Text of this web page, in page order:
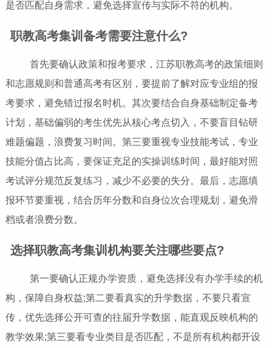
是否匹配自身需求，避免选择宣传与实际不符的机构。
职教高考集训备考需要注意什么?
首先要确认政策和报考要求，江苏职教高考的政策细则
和志愿规则和普通高考有区别，要提前了解对应专业组的报
考要求，避免错过报名时机。其次要结合自身基础制定备考
计划，基础偏弱的考生优先从核心考点切入，不要盲目钻研
难题偏题，浪费复习时间。第三要重视专业技能考试，专业
技能分值占比高，要保证充足的实操训练时间，最好能对照
考试评分规范反复练习，减少不必要的失分。最后，志愿填
报环节要重视，结合历年分数和自身位次合理规划，避免滑
档或者浪费分数。
选择职教高考集训机构要关注哪些要点?
第一要确认正规办学资质，避免选择没有办学手续的机
构，保障自身权益;第二要看真实的升学数据，不要只看宣
传，优先选择公开可查的往届升学数据，能直观反映机构的
教学效果;第三要看专业类目是否匹配，不是所有机构都开设